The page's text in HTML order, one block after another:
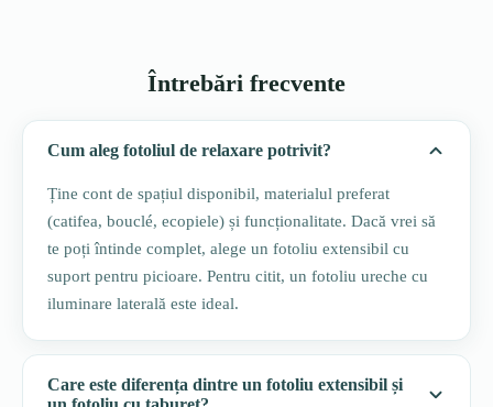
Întrebări frecvente
Cum aleg fotoliul de relaxare potrivit?
Ține cont de spațiul disponibil, materialul preferat
(catifea, bouclé, ecopiele) și funcționalitate. Dacă vrei să
te poți întinde complet, alege un fotoliu extensibil cu
suport pentru picioare. Pentru citit, un fotoliu ureche cu
iluminare laterală este ideal.
Care este diferența dintre un fotoliu extensibil și